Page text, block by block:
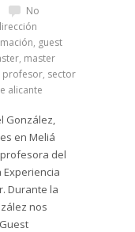
No
, guest
, master
profesor, sector
alicante
González,
en Meliá
del
Experiencia
Durante la
nos